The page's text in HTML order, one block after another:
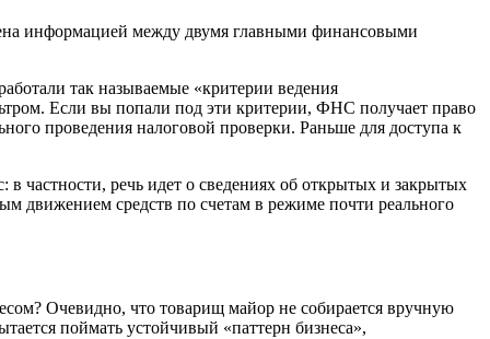
информацией между двумя главными финансовыми
так называемые «критерии ведения
Если вы попали под эти критерии, ФНС получает право
проведения налоговой проверки. Раньше для доступа к
частности, речь идет о сведениях об открытых и закрытых
движением средств по счетам в режиме почти реального
Очевидно, что товарищ майор не собирается вручную
поймать устойчивый «паттерн бизнеса»,